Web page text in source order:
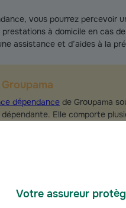
Votre assureur
vous pourrez
à domicile en cas
assistance et d’aides à la
dépendance de Groupama
Elle comporte